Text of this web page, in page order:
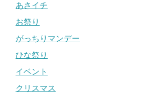
あさイチ
お祭り
がっちりマンデー
ひな祭り
イベント
クリスマス